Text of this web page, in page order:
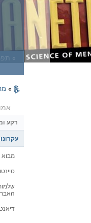
»
»
רקע
מבוא